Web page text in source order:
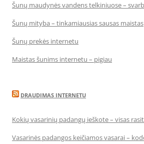
Šunų maudynės vandens telkiniuose –
Šunų mityba – tinkamiausias sausas maistas
Šunų prekės internetu
Maistas šunims internetu – pigiau
DRAUDIMAS INTERNETU
Kokių vasarinių padangų ieškote – visas
Vasarinės padangos keičiamos vasarai –